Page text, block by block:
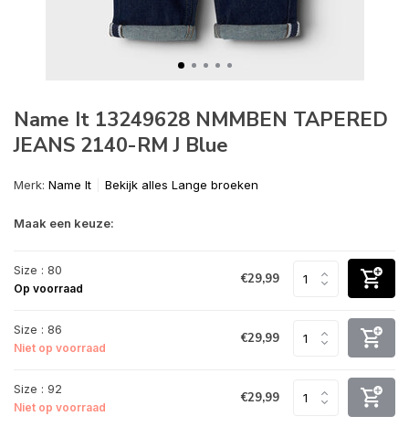
Name It 13249628 NMMBEN TAPERED
JEANS 2140-RM J Blue
Merk: Name It Bekijk alles Lange broeken
Maak een keuze:
Size : 80
Op voorraad
€29,99
Size : 86
Niet op voorraad
€29,99
Size : 92
Niet op voorraad
€29,99